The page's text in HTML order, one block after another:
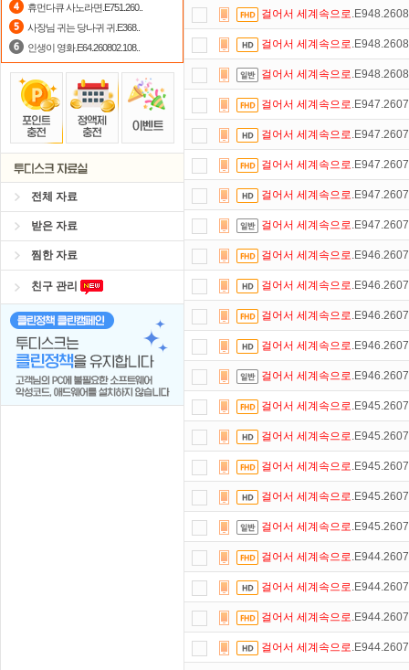
휴먼다큐 사노라면.E751.260..
사장님 귀는 당나귀 귀.E368..
인생이 영화.E64.260802.108..
전체 자료
받은 자료
찜한 자료
친구 관리
댓글만 잘써도 무료 포인트
출석체크이벤트!매일매일출석체
숨어있는 카드 마일리지 조회하고
포인트할인쿠폰 사용방법안내
걸어서 세계속으로
걸어서 세계속으로
걸어서 세계속으로
걸어서 세계속으로
걸어서 세계속으로
걸어서 세계속으로
걸어서 세계속으로
걸어서 세계속으로
걸어서 세계속으로
걸어서 세계속으로
걸어서 세계속으로
걸어서 세계속으로
걸어서 세계속으로
걸어서 세계속으로
걸어서 세계속으로
걸어서 세계속으로
걸어서 세계속으로
걸어서 세계속으로
걸어서 세계속으로
걸어서 세계속으로
걸어서 세계속으로
걸어서 세계속으로